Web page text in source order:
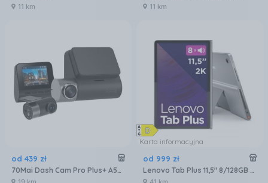
11 km 11 km
od 439 zł
70Mai Dash Cam Pro Plus+ A500S + Rc06
Karta informacyjna
od 999 zł
Lenovo Tab Plus 11,5" 8/128GB Szary (ZADX0080PL)